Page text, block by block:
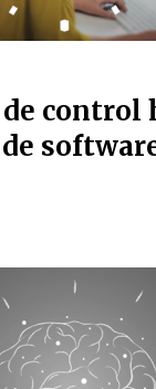
control